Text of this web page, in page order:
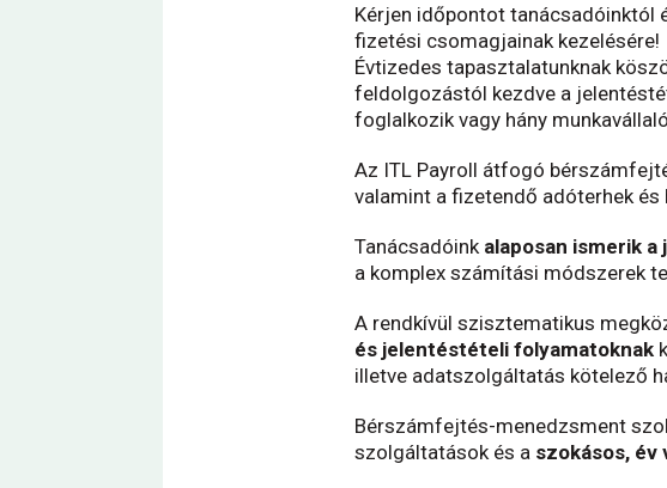
Kérjen időpontot tanácsadóinktól
fizetési csomagjainak kezelésére!
Évtizedes tapasztalatunknak
feldolgozástól kezdve a
foglalkozik vagy hány
Az ITL Payroll átfogó
valamint a fizetendő adóterhek
Tanácsadóink alaposan ismerik
a komplex számítási módszerek
A rendkívül szisztematikus
és jelentéstételi folyamatoknak
illetve adatszolgáltatás kötelező
Bérszámfejtés-menedzsment
szolgáltatások és a szokásos,